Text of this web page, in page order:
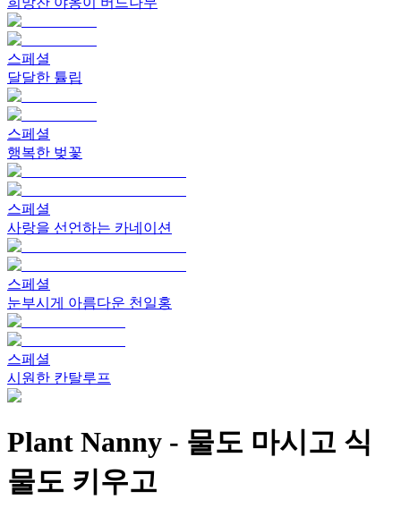
스페셜
달달한 튤립
스페셜
행복한 벚꽃
스페셜
사랑을 선언하는 카네이션
스페셜
눈부시게 아름다운 천일홍
스페셜
시원한 칸탈루프
Plant Nanny - 물도 마시고 식
물도 키우고